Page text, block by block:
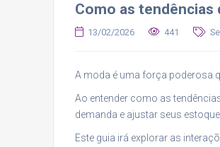
Como as tendências
13/02/2026 441
A moda é uma força poderosa
Ao entender como as
demanda e ajustar seus
Este guia irá explorar as